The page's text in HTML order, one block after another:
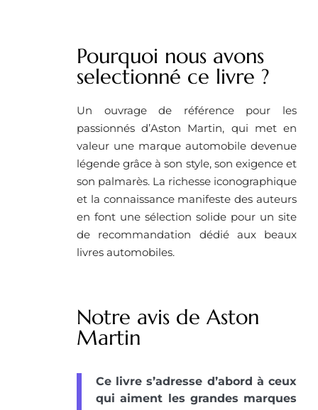
Pourquoi nous avons
selectionné ce livre ? ​
Un ouvrage de référence pour les
passionnés d’Aston Martin, qui met en
valeur une marque automobile devenue
légende grâce à son style, son exigence et
son palmarès. La richesse iconographique
et la connaissance manifeste des auteurs
en font une sélection solide pour un site
de recommandation dédié aux beaux
livres automobiles.
Notre avis de Aston
Martin
Ce livre s’adresse d’abord à ceux
qui aiment les grandes marques